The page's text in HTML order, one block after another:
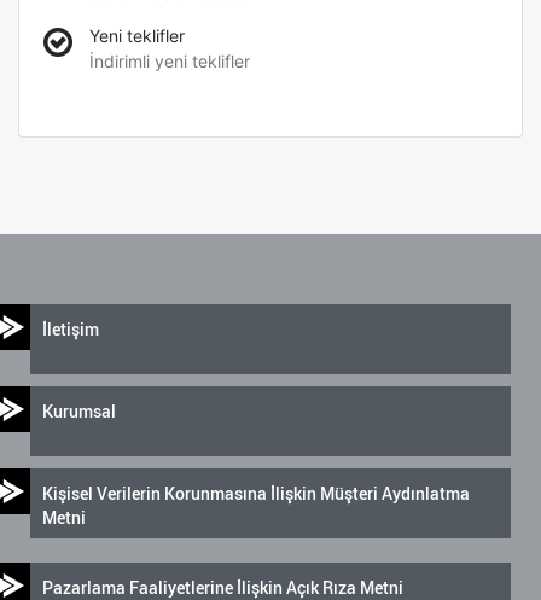
Yeni teklifler
İndirimli yeni teklifler
İletişim
Kurumsal
Kişisel Verilerin Korunmasına İlişkin Müşteri Aydınlatma
Metni
Pazarlama Faaliyetlerine İlişkin Açık Rıza Metni